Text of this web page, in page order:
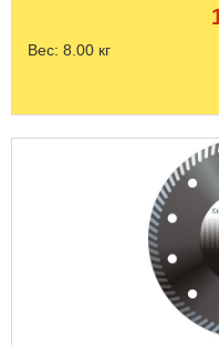
Вес: 8.00 кг